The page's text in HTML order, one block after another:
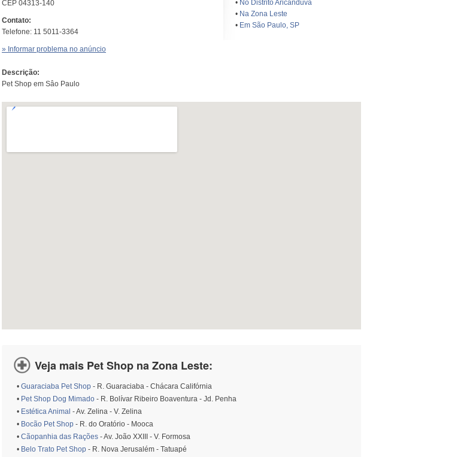
CEP 04313-140
Contato:
Telefone: 11 5011-3364
» Informar problema no anúncio
• No Distrito Aricanduva
• Na Zona Leste
• Em São Paulo, SP
Descrição:
Pet Shop em Sâo Paulo
Veja mais Pet Shop na Zona Leste:
• Guaraciaba Pet Shop - R. Guaraciaba - Chácara Califórnia
• Pet Shop Dog Mimado - R. Bolívar Ribeiro Boaventura - Jd. Penha
• Estética Animal - Av. Zelina - V. Zelina
• Bocão Pet Shop - R. do Oratório - Mooca
• Cãopanhia das Rações - Av. João XXIII - V. Formosa
• Belo Trato Pet Shop - R. Nova Jerusalém - Tatuapé